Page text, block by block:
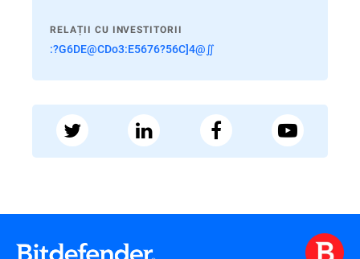
RELAȚII CU INVESTITORII
:?G6DE@CDo3:E5676?56C]4@∬